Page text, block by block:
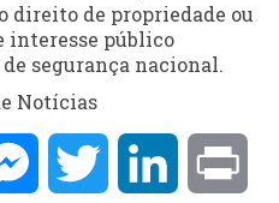
direito de propriedade ou
interesse público
segurança nacional.
Notícias
MessengerTwitter LinkedIn